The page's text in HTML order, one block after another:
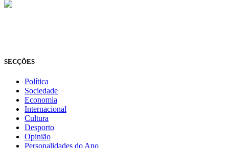
SECÇÕES
Política
Sociedade
Economia
Internacional
Cultura
Desporto
Opinião
Personalidades do Ano